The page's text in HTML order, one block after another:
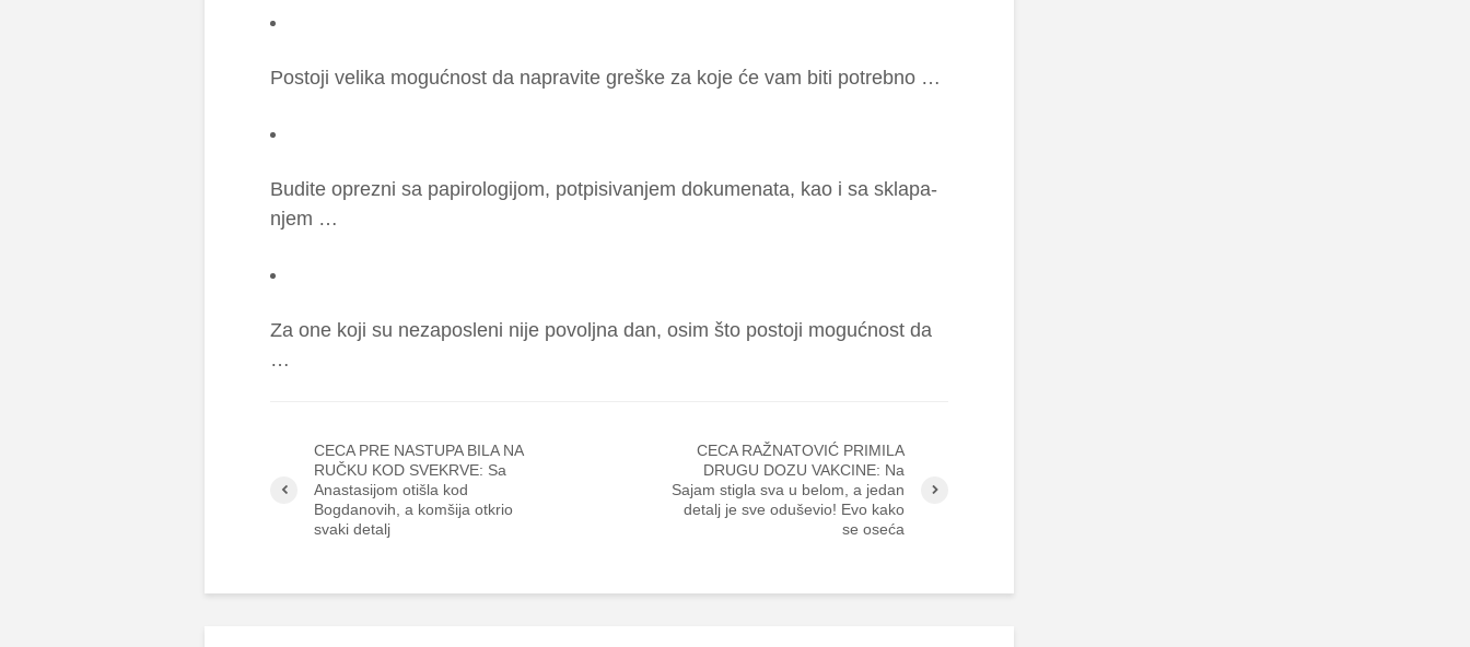
Pos­to­ji ve­li­ka mo­gu­ć­nost da na­pra­vi­te gre­ške za ko­je će vam bi­ti po­tre­b­no …
Bu­di­te opre­zni sa pa­pi­ro­lo­gi­jom, pot­pi­si­va­njem do­ku­me­na­ta, kao i sa skla­pa­
njem …
Za one ko­ji su ne­za­po­sle­ni ni­je po­vo­lj­na dan, osim što pos­to­ji mo­gu­ć­nost da
…
CECA PRE NASTUPA BILA NA
RUČKU KOD SVEKRVE: Sa
Anastasijom otišla kod
Bogdanovih, a komšija otkrio
svaki detalj
CECA RAŽNATOVIĆ PRIMILA
DRUGU DOZU VAKCINE: Na
Sajam stigla sva u belom, a jedan
detalj je sve oduševio! Evo kako
se oseća